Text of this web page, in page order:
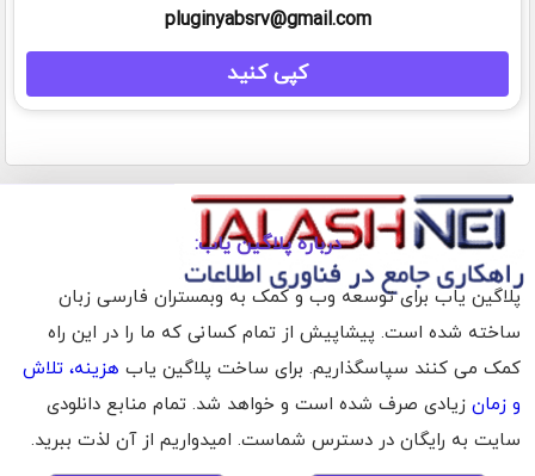
pluginyabsrv@gmail.com
کپی کنید
درباره پلاگین یاب:
پلاگین یاب برای توسعه وب و کمک به وبمستران فارسی زبان
ساخته شده است. پیشاپیش از تمام کسانی که ما را در این راه
کمک می کنند سپاسگذاریم. برای ساخت پلاگین یاب هزینه، تلاش
و زمان زیادی صرف شده است و خواهد شد. تمام منابع دانلودی
سایت به رایگان در دسترس شماست. امیدواریم از آن لذت ببرید.